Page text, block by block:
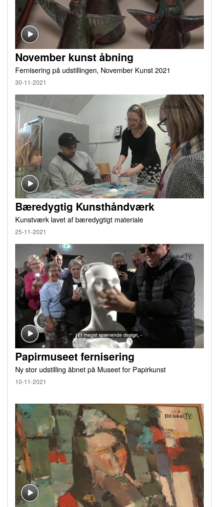
November kunst åbning
Fernisering på udstillingen, November Kunst 2021
30-11-2021
Bæredygtig Kunsthåndværk
Kunstværk lavet af bæredygtigt materiale
25-11-2021
Papirmuseet fernisering
Ny stor udstilling åbnet på Museet for Papirkunst
10-11-2021